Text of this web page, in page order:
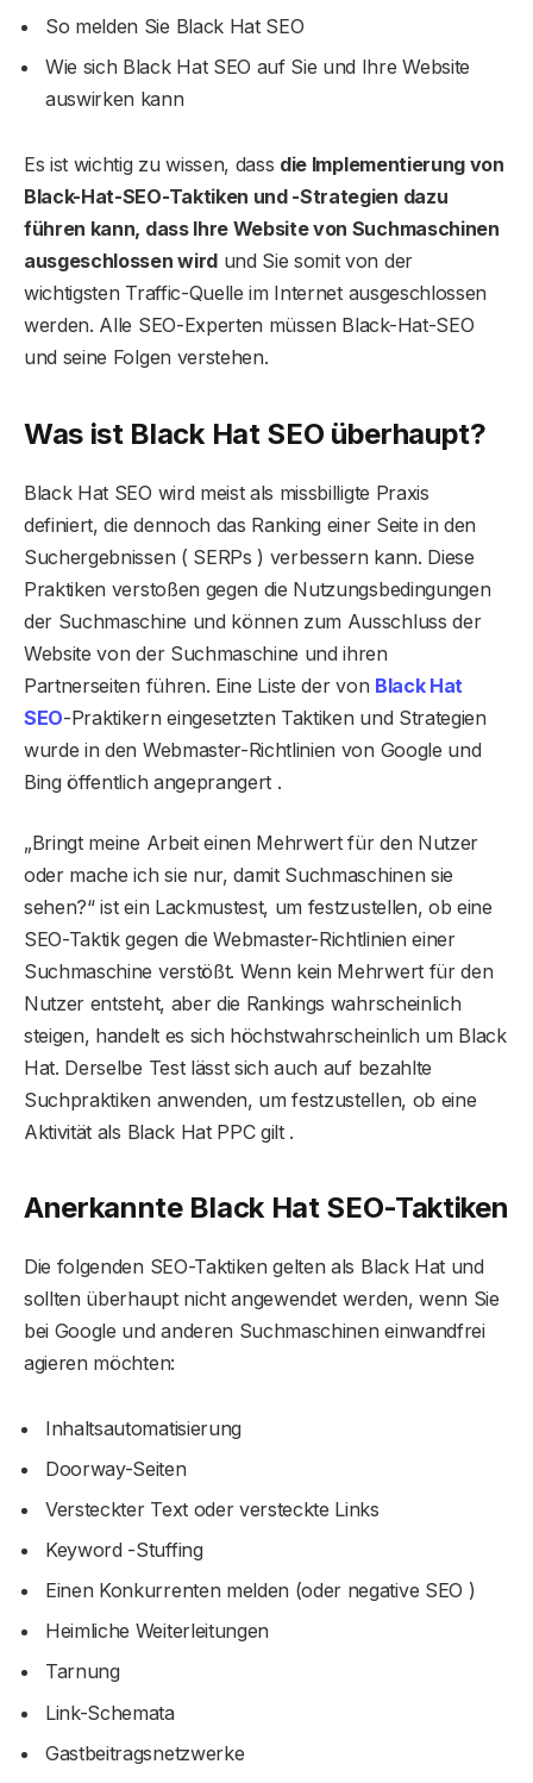
So melden Sie Black Hat SEO
Wie sich Black Hat SEO auf Sie und Ihre Website
auswirken kann
Es ist wichtig zu wissen, dass die Implementierung von
Black-Hat-SEO-Taktiken und -Strategien dazu
führen kann, dass Ihre Website von Suchmaschinen
ausgeschlossen wirdund Sie somit von der
wichtigsten Traffic-Quelle im Internet ausgeschlossen
werden. Alle SEO-Experten müssen Black-Hat-SEO
und seine Folgen verstehen.
Was ist Black Hat SEO überhaupt?
Black Hat SEO wird meist als missbilligte Praxis
definiert, die dennoch das Ranking einer Seite in den
Suchergebnissen ( SERPs ) verbessern kann. Diese
Praktiken verstoßen gegen die Nutzungsbedingungen
der Suchmaschine und können zum Ausschluss der
Website von der Suchmaschine und ihren
Partnerseiten führen. Eine Liste der von Black Hat
SEO-Praktikern eingesetzten Taktiken und Strategien
wurde in den Webmaster-Richtlinien von Google und
Bing öffentlich angeprangert .
„Bringt meine Arbeit einen Mehrwert für den Nutzer
oder mache ich sie nur, damit Suchmaschinen sie
sehen?“ ist ein Lackmustest, um festzustellen, ob eine
SEO-Taktik gegen die Webmaster-Richtlinien einer
Suchmaschine verstößt. Wenn kein Mehrwert für den
Nutzer entsteht, aber die Rankings wahrscheinlich
steigen, handelt es sich höchstwahrscheinlich um Black
Hat. Derselbe Test lässt sich auch auf bezahlte
Suchpraktiken anwenden, um festzustellen, ob eine
Aktivität als Black Hat PPC gilt .
Anerkannte Black Hat SEO-Taktiken
Die folgenden SEO-Taktiken gelten als Black Hat und
sollten überhaupt nicht angewendet werden, wenn Sie
bei Google und anderen Suchmaschinen einwandfrei
agieren möchten:
Inhaltsautomatisierung
Doorway-Seiten
Versteckter Text oder versteckte Links
Keyword -Stuffing
Einen Konkurrenten melden (oder negative SEO )
Heimliche Weiterleitungen
Tarnung
Link-Schemata
Gastbeitragsnetzwerke